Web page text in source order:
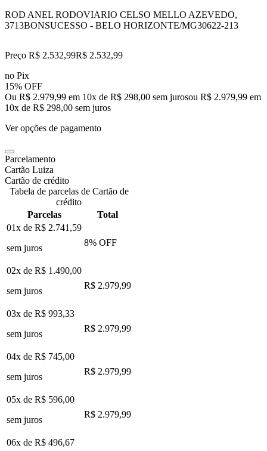
ROD ANEL RODOVIARIO CELSO MELLO AZEVEDO,
3713BONSUCESSO - BELO HORIZONTE/MG30622-213
Preço R$ 2.532,99R$ 2.532,99
no Pix
15% OFF
Ou R$ 2.979,99 em 10x de R$ 298,00 sem jurosou R$ 2.979,99 em
10x de R$ 298,00 sem juros
Ver opções de pagamento
Parcelamento
Cartão Luiza
Cartão de crédito
Tabela de parcelas de Cartão de
crédito
Parcelas
Total
01x de R$ 2.741,59
sem juros
8% OFF
02x de R$ 1.490,00
sem juros
R$ 2.979,99
03x de R$ 993,33
sem juros
R$ 2.979,99
04x de R$ 745,00
sem juros
R$ 2.979,99
05x de R$ 596,00
sem juros
R$ 2.979,99
06x de R$ 496,67